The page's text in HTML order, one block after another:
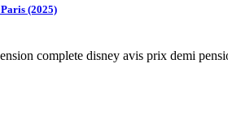
(2025)